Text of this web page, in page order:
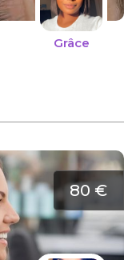
Grâce
80 €